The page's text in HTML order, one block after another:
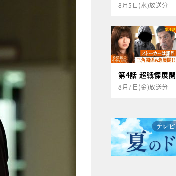
8月5日(水)放送分
第4話 超戦慄展開
8月7日(金)放送分